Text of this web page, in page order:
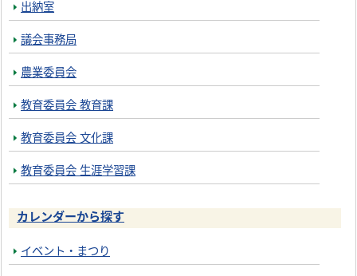
出納室
議会事務局
農業委員会
教育委員会 教育課
教育委員会 文化課
教育委員会 生涯学習課
カレンダーから探す
イベント・まつり